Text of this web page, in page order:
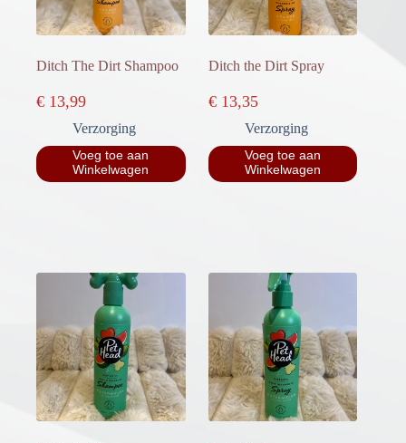
Ditch The Dirt Shampoo
€ 13,99
Verzorging
Voeg toe aan
Winkelwagen
Ditch the Dirt Spray
€13,35
Verzorging
Voeg toe aan
Winkelwagen